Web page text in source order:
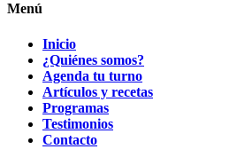
Menú
Inicio
¿Quiénes somos?
Agenda tu turno
Artículos y recetas
Programas
Testimonios
Contacto